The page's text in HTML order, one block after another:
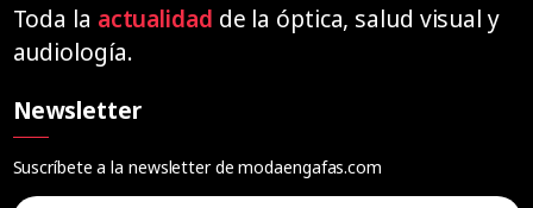
Toda la actualidad de la óptica, salud visual y
audiología.
Newsletter
Suscríbete a la newsletter de modaengafas.com